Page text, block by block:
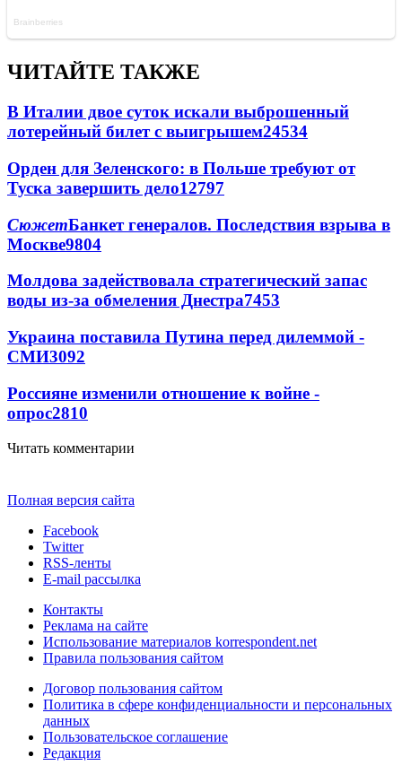
ЧИТАЙТЕ ТАКЖЕ
В Италии двое суток искали выброшенный
лотерейный билет с выигрышем24534
Орден для Зеленского: в Польше требуют от
Туска завершить дело12797
СюжетБанкет генералов. Последствия взрыва в
Москве9804
Молдова задействовала стратегический запас
воды из-за обмеления Днестра7453
Украина поставила Путина перед дилеммой -
СМИ3092
Россияне изменили отношение к войне -
опрос2810
Читать комментарии
Полная версия сайта
Facebook
Twitter
RSS-ленты
E-mail рассылка
Контакты
Реклама на сайте
Использование материалов korrespondent.net
Правила пользования сайтом
Договор пользования сайтом
Политика в сфере конфиденциальности и персональных
данных
Пользовательское соглашение
Редакция